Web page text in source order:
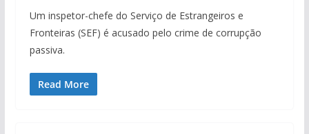
Um inspetor-chefe do Serviço de Estrangeiros e
Fronteiras (SEF) é acusado pelo crime de corrupção
passiva.
Read More